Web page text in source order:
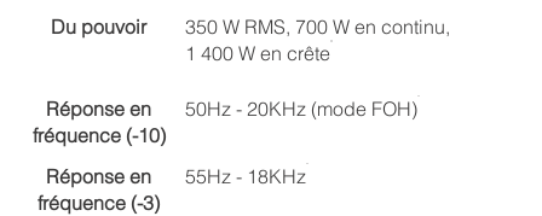
Du pouvoir
350 W RMS, 700 W en continu,
1 400 W en crête
Réponse en
fréquence (-10)
50Hz - 20KHz (mode FOH)
Réponse en
fréquence (-3)
55Hz - 18KHz